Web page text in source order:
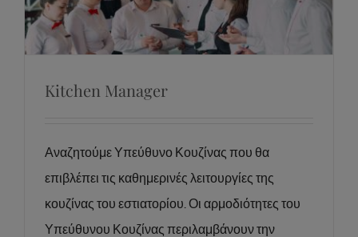
Kitchen Manager
Kitchen Manager
Αναζητούμε Υπεύθυνο Κουζίνας που θα
επιβλέπει τις καθημερινές λειτουργίες της
κουζίνας του εστιατορίου. Οι αρμοδιότητες του
Υπεύθυνου Κουζίνας περιλαμβάνουν την